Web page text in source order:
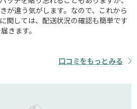
が違う気がします。なので、これから
関しては、配送状況の確認も簡単です
きます。
口コミをもっとみる